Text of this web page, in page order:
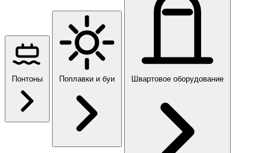
Понтоны Поплавки и буи Швартовое оборудование